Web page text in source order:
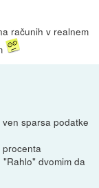
računih v realnem
sparsa podatke
procenta
dvomim da